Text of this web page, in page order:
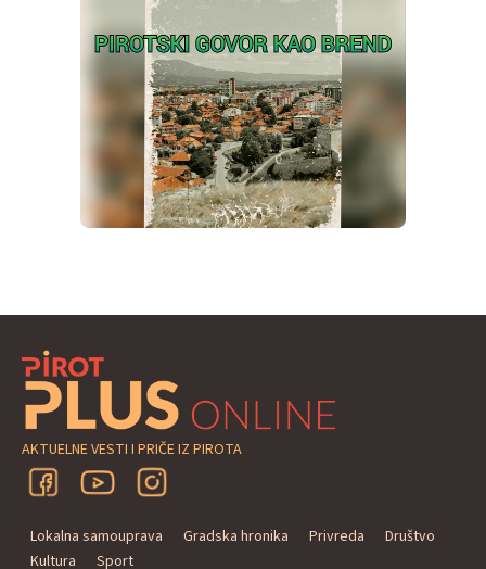
AKTUELNE VESTI I PRIČE IZ PIROTA
Lokalna samouprava Gradska hronika Privreda
Društvo
Kultura
Sport